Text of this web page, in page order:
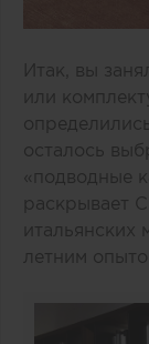
Итак, вы
или
осталось
«подводные
раскрывает
итальянских
летним